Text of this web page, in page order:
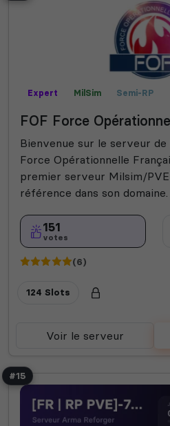
Expert MilSim Semi-RP
FOF Force
Bienvenue sur le serveur de
Force Opérationnelle
premier serveur Milsim/
référence dans son domaine.
151
votes
(6)
124 Slots
Voir le serveur
#15